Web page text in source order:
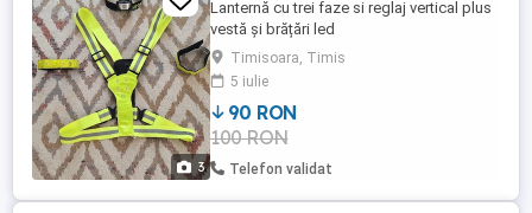
3
Lanternă cu trei faze si reglaj vertical plus
vestă și brățări led
Timisoara, Timis
5 iulie
90 RON
100 RON
Telefon validat